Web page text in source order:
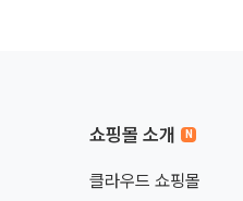
쇼핑몰 소개
클라우드 쇼핑몰